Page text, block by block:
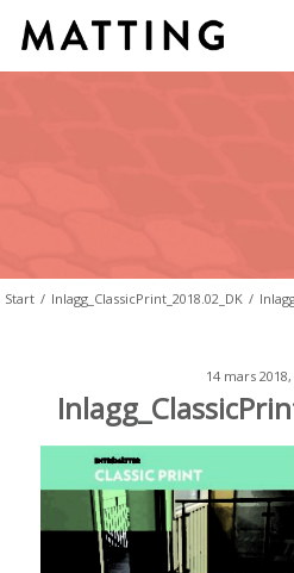
Start / Inlagg_ClassicPrint_2018.02_DK /
14 mars 2018,